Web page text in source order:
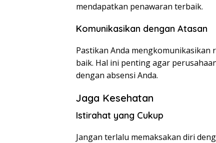
mendapatkan penawaran terbaik.
Komunikasikan dengan Atasan
Pastikan Anda mengkomunikasikan
baik. Hal ini penting agar
dengan absensi Anda.
Jaga Kesehatan
Istirahat yang Cukup
Jangan terlalu memaksakan diri